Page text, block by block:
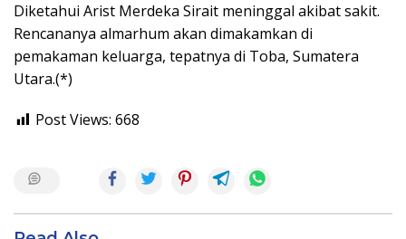
Diketahui Arist Merdeka Sirait meninggal akibat sakit.
Rencananya almarhum akan dimakamkan di
pemakaman keluarga, tepatnya di Toba, Sumatera
Utara.(*)
Post Views: 668